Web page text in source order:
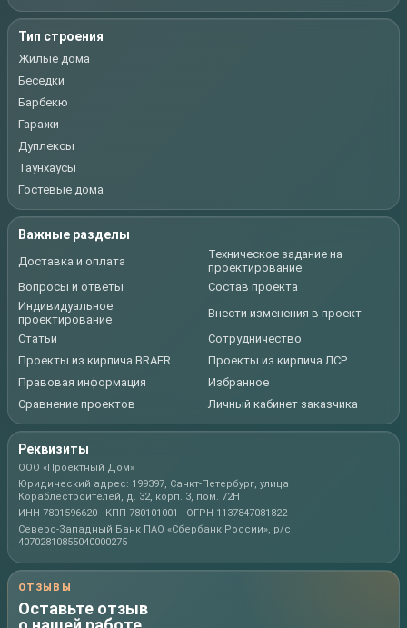
Тип строения
Жилые дома
Беседки
Барбекю
Гаражи
Дуплексы
Таунхаусы
Гостевые дома
Важные разделы
Доставка и оплата
Техническое задание на
проектирование
Вопросы и ответы
Состав проекта
Индивидуальное
проектирование
Внести изменения в проект
Статьи
Сотрудничество
Проекты из кирпича BRAER
Проекты из кирпича ЛСР
Правовая информация
Избранное
Сравнение проектов
Личный кабинет заказчика
Реквизиты
ООО «Проектный Дом»
Юридический адрес: 199397, Санкт-Петербург, улица
Кораблестроителей, д. 32, корп. 3, пом. 72Н
ИНН 7801596620 · КПП 780101001 · ОГРН 1137847081822
Северо-Западный Банк ПАО «Сбербанк России», р/с
40702810855040000275
ОТЗЫВЫ
Оставьте отзыв